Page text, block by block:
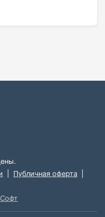
Публичная оферта